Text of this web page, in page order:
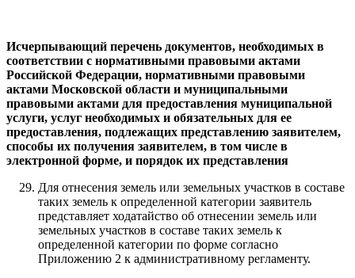
Исчерпывающий перечень документов, необходимых в
соответствии с нормативными правовыми актами
Российской Федерации, нормативными правовыми
актами Московской области и муниципальными
правовыми актами для предоставления муниципальной
услуги, услуг необходимых и обязательных для ее
предоставления, подлежащих представлению заявителем,
способы их получения заявителем, в том числе в
электронной форме, и порядок их представления
Для отнесения земель или земельных участков в составе
таких земель к определенной категории заявитель
представляет ходатайство об отнесении земель или
земельных участков в составе таких земель к
определенной категории по форме согласно
Приложению 2 к административному регламенту.